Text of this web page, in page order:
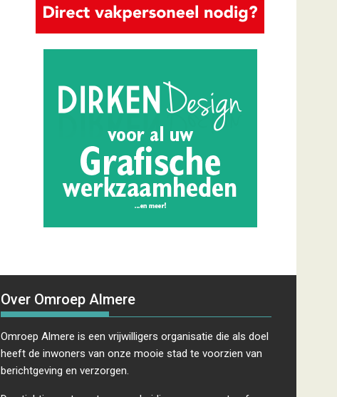
Over Omroep Almere
Omroep Almere is een vrijwilligers organisatie die als doel
heeft de inwoners van onze mooie stad te voorzien van
berichtgeving en verzorgen.